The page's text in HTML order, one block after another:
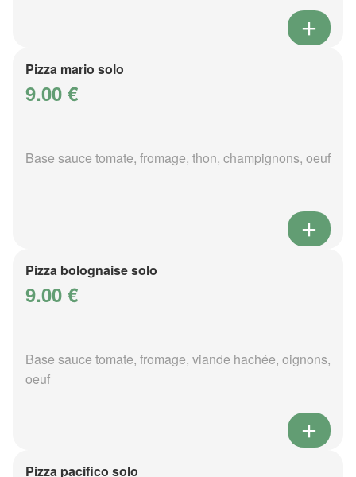
Pizza mario solo
9.00 €
Base sauce tomate, fromage, thon, champignons, oeuf
Pizza bolognaise solo
9.00 €
Base sauce tomate, fromage, viande hachée, oignons,
oeuf
Pizza pacifico solo